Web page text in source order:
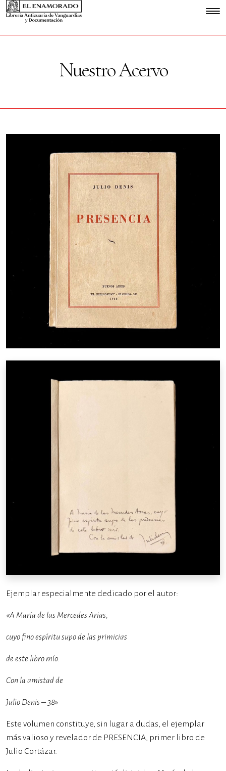
Nuestro Acervo
Ejemplar especialmente dedicado por el autor:
«A María de las Mercedes Arias,
cuyo fino espíritu supo de las primicias
de este libro mío.
Con la amistad de
Julio Denis – 38»
Este volumen constituye, sin lugar a dudas, el ejemplar
más valioso y revelador de PRESENCIA, primer libro de
Julio Cortázar.